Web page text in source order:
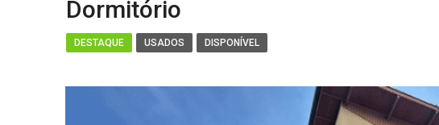
Dormitório
DESTAQUE USADOS DISPONÍVEL